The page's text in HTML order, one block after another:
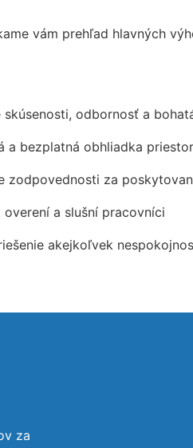
vám prehľad hlavných
skúsenosti, odbornosť a
a bezplatná obhliadka
zodpovednosti za
overení a slušní pracovníci
akejkoľvek
za